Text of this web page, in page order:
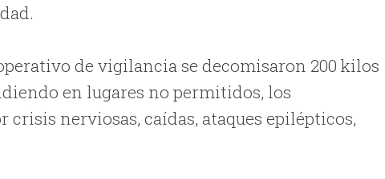
de vigilancia se decomisaron 200 kilos
en lugares no permitidos, los
crisis nerviosas, caídas, ataques epilépticos,